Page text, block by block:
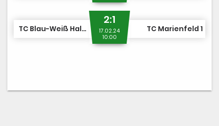
TC Blau-Weiß Halle 2
2:1
17.02.24
10:00
TC Marienfeld 1